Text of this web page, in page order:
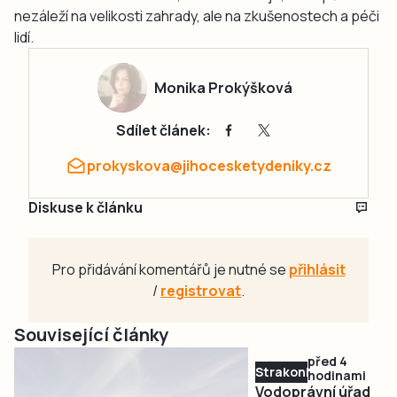
nezáleží na velikosti zahrady, ale na zkušenostech a péči
lidí.
Monika Prokýšková
Sdílet článek:
prokyskova@jihocesketydeniky.cz
Diskuse k článku
Pro přidávání komentářů je nutné se přihlásit
/registrovat.
Související články
Strakonicko
před 4
hodinami
Vodoprávní úřad